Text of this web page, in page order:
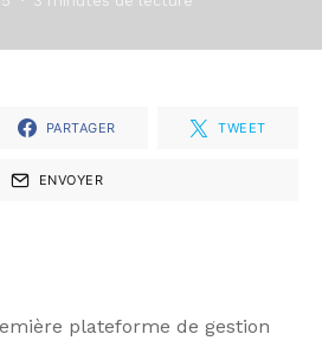
PARTAGER TWEET
ENVOYER
plateforme de gestion